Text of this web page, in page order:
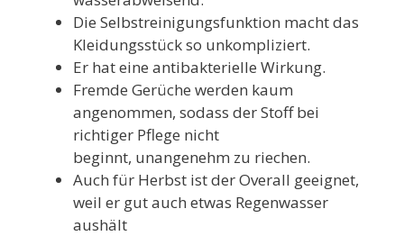
Die Selbstreinigungsfunktion macht das
Kleidungsstück so unkompliziert.
Er hat eine antibakterielle Wirkung.
Fremde Gerüche werden kaum
angenommen, sodass der Stoff bei
richtiger Pflege nicht
beginnt, unangenehm zu riechen.
Auch für Herbst ist der Overall geeignet,
weil er gut auch etwas Regenwasser
aushält